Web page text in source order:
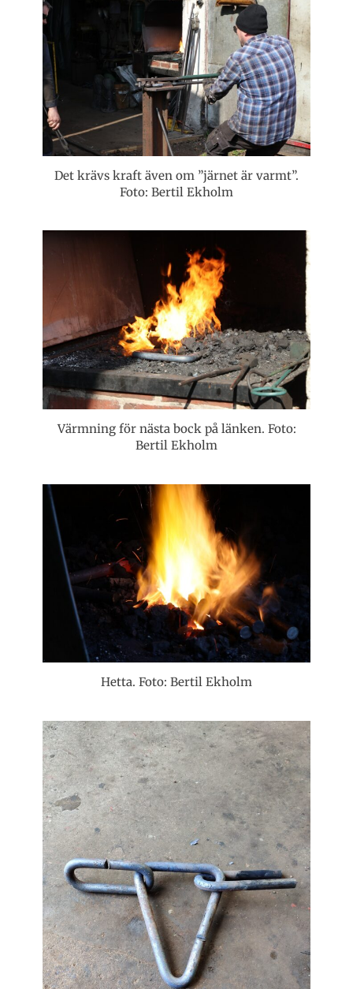
Det krävs kraft även om ”järnet är varmt”.
Foto: Bertil Ekholm
Värmning för nästa bock på länken. Foto:
Bertil Ekholm
Hetta. Foto: Bertil Ekholm